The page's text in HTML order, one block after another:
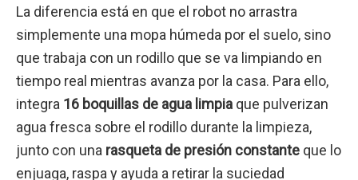
La diferencia está en que el robot no arrastra
simplemente una mopa húmeda por el suelo, sino
que trabaja con un rodillo que se va limpiando en
tiempo real mientras avanza por la casa. Para ello,
integra 16 boquillas de agua limpia que pulverizan
agua fresca sobre el rodillo durante la limpieza,
junto con una rasqueta de presión constante que lo
enjuaga, raspa y ayuda a retirar la suciedad